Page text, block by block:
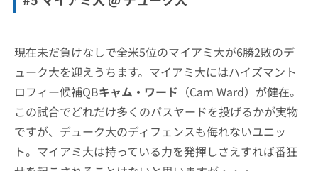
現在未だ負けなしで全米5位のマイアミ大が6勝2敗のデ
ューク大を迎えうちます。マイアミ大にはハイズマント
ロフィー候補QBキャム・ワード （Cam Ward）が健在。
この試合でどれだけ多くのパスヤードを投げるかが実物
ですが、デューク大のディフェンスも侮れないユニッ
ト。マイアミ大は持っている力を発揮しさえすれば番狂